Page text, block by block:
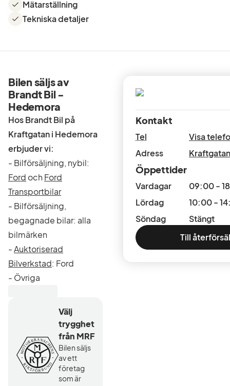
Mätarställning
Tekniska detaljer
Bilen säljs av
Brandt Bil -
Hedemora
Hos Brandt Bil på
Kraftgatan i Hedemora
erbjuder vi:
- Bilförsäljning, nybil:
Ford och Ford
Transportbilar
- Bilförsäljning,
begagnade bilar: alla
bilmärken
-Auktoriserad
Bilverkstad: Ford
- Övriga
Däckverkstad
Anläggningens ordinarie
öppettider är:
Måndag - Fredag:
Välj
trygghet
från MRF
Bilen säljs
av ett
företag
som är
Kontakt
Tel
Visa
Adress
Kraftgatan
Öppettider
Vardagar
09:00 -
Lördag
10:00 -
Söndag
Stängt
Till